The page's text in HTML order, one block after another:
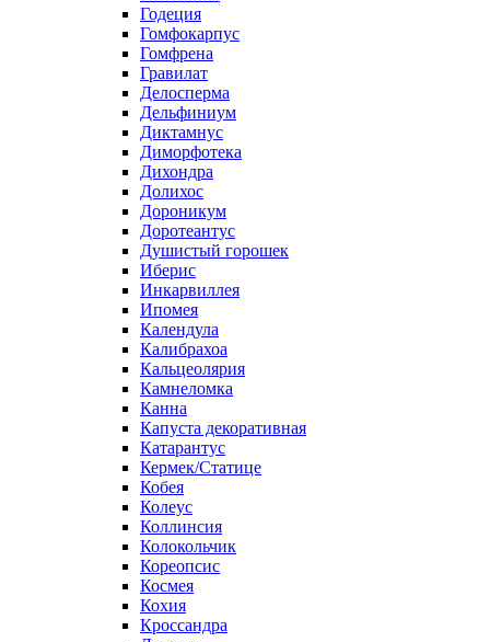
Годеция
Гомфокарпус
Гомфрена
Гравилат
Делосперма
Дельфиниум
Диктамнус
Диморфотека
Дихондра
Долихос
Дороникум
Доротеантус
Душистый горошек
Иберис
Инкарвиллея
Ипомея
Календула
Калибрахоа
Кальцеолярия
Камнеломка
Канна
Капуста декоративная
Катарантус
Кермек/Статице
Кобея
Колеус
Коллинсия
Колокольчик
Кореопсис
Космея
Кохия
Кроссандра